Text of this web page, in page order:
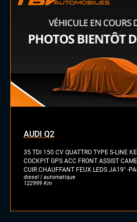
INTÉRIEUR
Rétroviseurs électriques
Sièges sport
Volant cuir
Volant sport
AUDI Q2
35 TDI 150 CV QUATTRO TYPE S-LINE
COCKPIT GPS ACC FRONT ASSIST
CUIR CHAUFFANT FEUX LEDS JA19" -
diesel | automatique
122999 Km